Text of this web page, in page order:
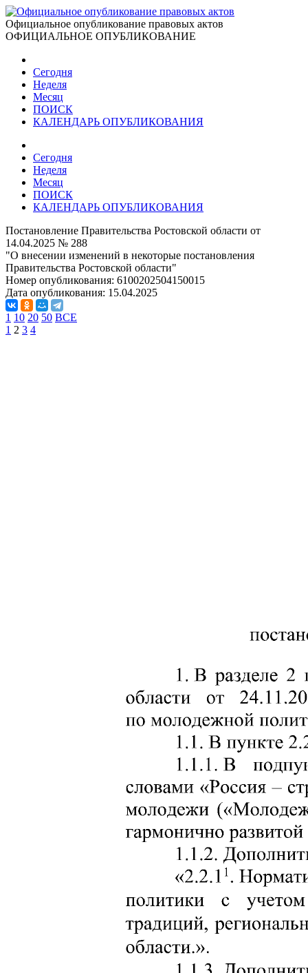
Официальное опубликование правовых актов
ОФИЦИАЛЬНОЕ ОПУБЛИКОВАНИЕ
Сегодня
Неделя
Месяц
ПОИСК
КАЛЕНДАРЬ ОПУБЛИКОВАНИЯ
Сегодня
Неделя
Месяц
ПОИСК
КАЛЕНДАРЬ ОПУБЛИКОВАНИЯ
Постановление Правительства Ростовской области от
14.04.2025 № 288
"О внесении изменений в некоторые постановления
Правительства Ростовской области"
Номер опубликования: 6100202504150015
Дата опубликования: 15.04.2025
1 10 20 50 ВСЕ
1 2 3 4